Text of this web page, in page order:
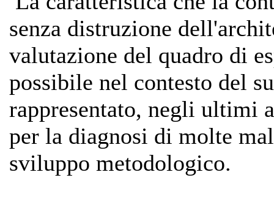
senza distruzione
valutazione del quadro di
possibile nel contesto del
rappresentato, negli ultimi
per la diagnosi di molte
sviluppo metodologico.